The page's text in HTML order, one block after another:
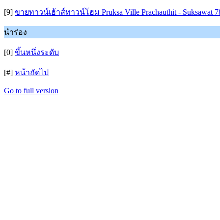
[9] ขายทาวน์เฮ้าส์ทาวน์โฮม Pruksa Ville Prachauthit - Suksawat
นำร่อง
[0] ขึ้นหนึ่งระดับ
[#] หน้าถัดไป
Go to full version